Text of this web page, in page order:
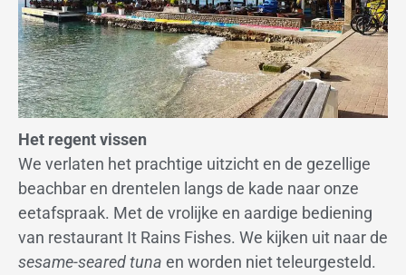
Het regent vissen
We verlaten het prachtige uitzicht en de gezellige
beachbar en drentelen langs de kade naar onze
eetafspraak. Met de vrolijke en aardige bediening
van restaurant It Rains Fishes. We kijken uit naar de
sesame-seared tuna en worden niet teleurgesteld.